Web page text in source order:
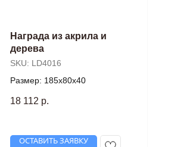
Награда из акрила и
дерева
SKU: LD4016
Размер: 185х80х40
18 112 р.
ОСТАВИТЬ ЗАЯВКУ